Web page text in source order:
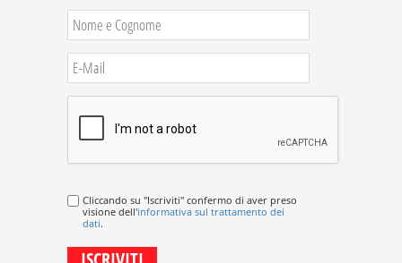
Cliccando su "Iscriviti" confermo di aver preso
visione dell'informativa sul trattamento dei
dati.